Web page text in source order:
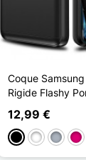
Coque
Rigide Flashy
12,99 €
Schwarz
WeißGrau